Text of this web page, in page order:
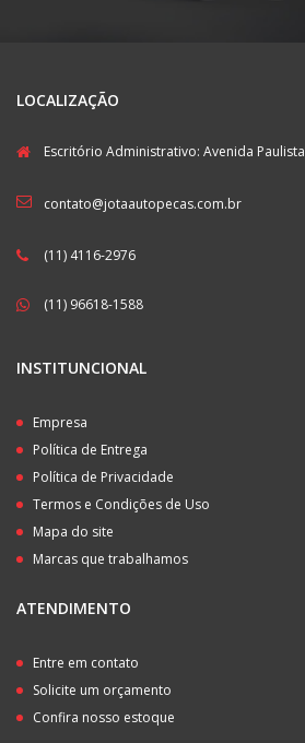
LOCALIZAÇÃO
Escritório Administrativo: Avenida Paulista
contato@jotaautopecas.com.br
(11) 4116-2976
(11) 96618-1588
INSTITUNCIONAL
Empresa
Política de Entrega
Política de Privacidade
Termos e Condições de Uso
Mapa do site
Marcas que trabalhamos
ATENDIMENTO
Entre em contato
Solicite um orçamento
Confira nosso estoque